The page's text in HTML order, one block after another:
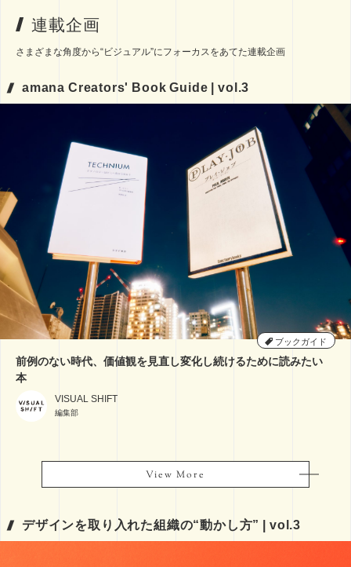
連載企画
さまざまな角度から“ビジュアル”にフォーカスをあてた連載企画
amana Creators' Book Guide | vol.3
ブックガイド
前例のない時代、価値観を見直し変化し続けるために読みたい
本
VISUAL SHIFT
編集部
View More
View More
デザインを取り入れた組織の“動かし方” | vol.3